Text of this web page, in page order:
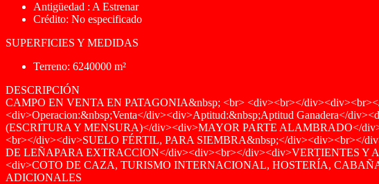
Antigüedad : A Estrenar
Crédito: No especificado
SUPERFICIES Y MEDIDAS
Terreno: 6240000 m²
DESCRIPCIÓN
CAMPO EN VENTA EN PATAGONIA&nbsp; <br> <div><br></
<div>Operacion:&nbsp;Venta</div><div>Aptitud:&nbsp;Aptitud Ganadera</
(ESCRITURA Y MENSURA)</div><div>MAYOR PARTE ALAMBRADO</
<br></div><div>SUELO FÉRTIL, PARA SIEMBRA&nbsp;</
DE LEÑAPARA EXTRACCION</div><div><br></div><div>VERTIENTES
<div>COTO DE CAZA, TURISMO INTERNACIONAL, HOSTERÍA,
ADICIONALES